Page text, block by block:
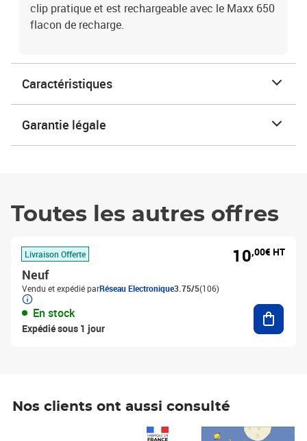
clip pratique et est rechargeable avec le Maxx 650
flacon de recharge.
Caractéristiques
Garantie légale
Toutes les autres offres
Livraison Offerte
Neuf
Vendu et expédié parRéseau Electronique3.75/5(106)
En stock
Expédié sous 1 jour
10,00€ HT
Nos clients ont aussi consulté
Prix 6,25€ HT